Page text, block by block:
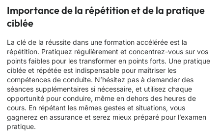
Importance de la répétition et de la pratique
ciblée
La clé de la réussite dans une formation accélérée est la
répétition. Pratiquez régulièrement et concentrez-vous sur vos
points faibles pour les transformer en points forts. Une pratique
ciblée et répétée est indispensable pour maîtriser les
compétences de conduite. N’hésitez pas à demander des
séances supplémentaires si nécessaire, et utilisez chaque
opportunité pour conduire, même en dehors des heures de
cours. En répétant les mêmes gestes et situations, vous
gagnerez en assurance et serez mieux préparé pour l’examen
pratique.